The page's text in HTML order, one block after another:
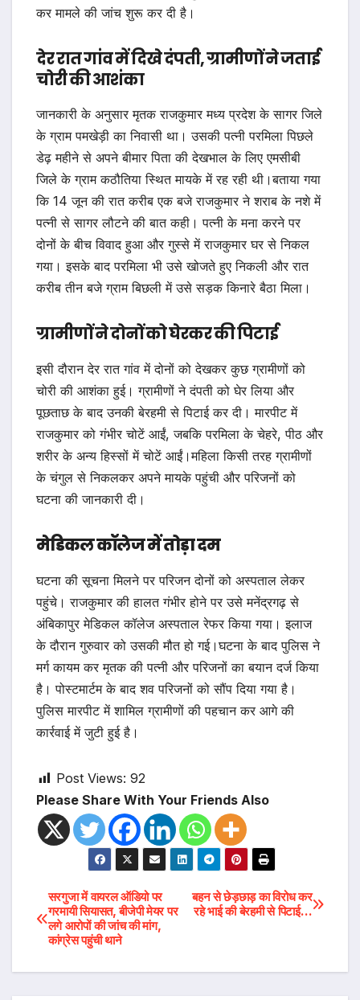
कर मामले की जांच शुरू कर दी है।
देर रात गांव में दिखे दंपती, ग्रामीणों ने जताई
चोरी की आशंका
जानकारी के अनुसार मृतक राजकुमार मध्य प्रदेश के सागर जिले
के ग्राम पमखेड़ी का निवासी था। उसकी पत्नी परमिला पिछले
डेढ़ महीने से अपने बीमार पिता की देखभाल के लिए एमसीबी
जिले के ग्राम कठौतिया स्थित मायके में रह रही थी।बताया गया
कि 14 जून की रात करीब एक बजे राजकुमार ने शराब के नशे में
पत्नी से सागर लौटने की बात कही। पत्नी के मना करने पर
दोनों के बीच विवाद हुआ और गुस्से में राजकुमार घर से निकल
गया। इसके बाद परमिला भी उसे खोजते हुए निकली और रात
करीब तीन बजे ग्राम बिछली में उसे सड़क किनारे बैठा मिला।
ग्रामीणों ने दोनों को घेरकर की पिटाई
इसी दौरान देर रात गांव में दोनों को देखकर कुछ ग्रामीणों को
चोरी की आशंका हुई। ग्रामीणों ने दंपती को घेर लिया और
पूछताछ के बाद उनकी बेरहमी से पिटाई कर दी। मारपीट में
राजकुमार को गंभीर चोटें आईं, जबकि परमिला के चेहरे, पीठ और
शरीर के अन्य हिस्सों में चोटें आईं।महिला किसी तरह ग्रामीणों
के चंगुल से निकलकर अपने मायके पहुंची और परिजनों को
घटना की जानकारी दी।
मेडिकल कॉलेज में तोड़ा दम
घटना की सूचना मिलने पर परिजन दोनों को अस्पताल लेकर
पहुंचे। राजकुमार की हालत गंभीर होने पर उसे मनेंद्रगढ़ से
अंबिकापुर मेडिकल कॉलेज अस्पताल रेफर किया गया। इलाज
के दौरान गुरुवार को उसकी मौत हो गई।घटना के बाद पुलिस ने
मर्ग कायम कर मृतक की पत्नी और परिजनों का बयान दर्ज किया
है। पोस्टमार्टम के बाद शव परिजनों को सौंप दिया गया है।
पुलिस मारपीट में शामिल ग्रामीणों की पहचान कर आगे की
कार्रवाई में जुटी हुई है।
Post Views: 92
Please Share With Your Friends Also
Post
navigation
बहन से छेड़छाड़ का विरोध कर
रहे भाई की बेरहमी से पिटाई…
सरगुजा में वायरल ऑडियो पर
गरमायी सियासत, बीजेपी मेयर पर
लगे आरोपों की जांच की मांग,
कांग्रेस पहुंची थाने